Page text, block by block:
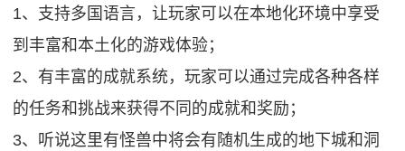
1、支持多国语言，让玩家可以在本地化环境中享受
到丰富和本土化的游戏体验；
2、有丰富的成就系统，玩家可以通过完成各种各样
的任务和挑战来获得不同的成就和奖励；
3、听说这里有怪兽中将会有随机生成的地下城和洞